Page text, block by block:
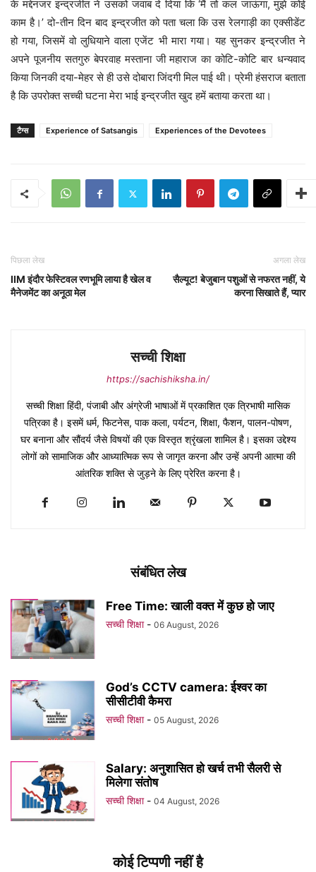
के मद्देनजर इन्द्रजीत ने उसको जवाब दे दिया कि ‘मैं तो कल जाऊंगा, मुझे कोई
काम है।’ दो-तीन दिन बाद इन्द्रजीत को पता चला कि उस रेलगाड़ी का एक्सीडेंट
हो गया, जिसमें वो लुधियाने वाला एजेंट भी मारा गया। यह सुनकर इन्द्रजीत ने
अपने पूजनीय सतगुरु बेपरवाह मस्ताना जी महाराज का कोटि-कोटि बार धन्यवाद
किया जिनकी दया-मेहर से ही उसे दोबारा जिंदगी मिल पाई थी। प्रेमी हंसराज बताता
है कि उपरोक्त सच्ची घटना मेरा भाई इन्द्रजीत खुद हमें बताया करता था।
टैग्स Experience of Satsangis Experiences of the Devotees
पिछला लेख
IIM इंदौर फेस्टिवल रणभूमि लाया है खेल व
मैनेजमेंट का अनूठा मेल
अगला लेख
सैल्यूट! बेजुबान पशुओं से नफरत नहीं, ये
करना सिखाते हैं, प्यार
सच्ची शिक्षा
https://sachishiksha.in/
सच्ची शिक्षा हिंदी, पंजाबी और अंग्रेजी भाषाओं में प्रकाशित एक त्रिभाषी मासिक
पत्रिका है। इसमें धर्म, फिटनेस, पाक कला, पर्यटन, शिक्षा, फैशन, पालन-पोषण,
घर बनाना और सौंदर्य जैसे विषयों की एक विस्तृत श्रृंखला शामिल है। इसका उद्देश्य
लोगों को सामाजिक और आध्यात्मिक रूप से जागृत करना और उन्हें अपनी आत्मा की
आंतरिक शक्ति से जुड़ने के लिए प्रेरित करना है।
संबंधित लेख
Free Time: खाली वक्त में कुछ हो जाए
सच्ची शिक्षा - 06 August, 2026
God’s CCTV camera: ईश्वर का
सीसीटीवी कैमरा
सच्ची शिक्षा - 05 August, 2026
Salary: अनुशासित हो खर्च तभी सैलरी से
मिलेगा संतोष
सच्ची शिक्षा - 04 August, 2026
कोई टिप्पणी नहीं है